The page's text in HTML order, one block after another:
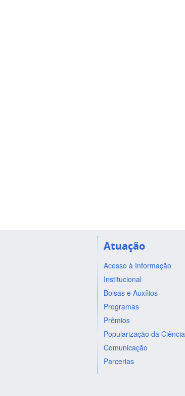
Atuação
Acesso à Informação
Institucional
Bolsas e Auxílios
Programas
Prêmios
Popularização da Ciência
Comunicação
Parcerias